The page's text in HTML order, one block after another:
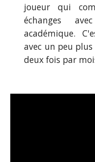
joueur qui
échanges
académique.
avec un peu
deux fois par